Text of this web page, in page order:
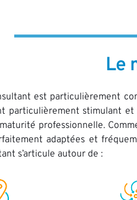
Le
est particulièrement
particulièrement stimulant
professionnelle.
adaptées et
s’articule autour de :